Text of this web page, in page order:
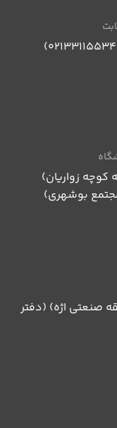
(09121040059) (09122224048) (02133115534)
کوچه زواریان)
مجتمع بوشهری)
صنعتی اژه) (دفتر